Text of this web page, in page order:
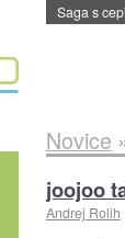
BMW v
Novice
joojoo
Andrej Rolih